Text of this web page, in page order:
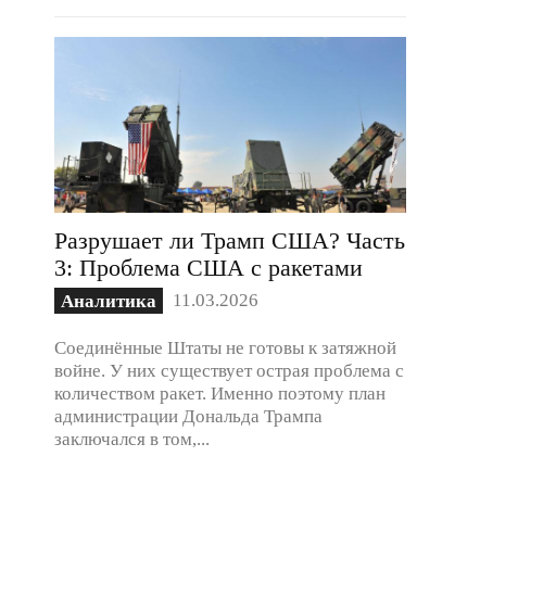
Разрушает ли Трамп США? Часть
3: Проблема США с ракетами
Аналитика 11.03.2026
Соединённые Штаты не готовы к затяжной
войне. У них существует острая проблема с
количеством ракет. Именно поэтому план
администрации Дональда Трампа
заключался в том,...